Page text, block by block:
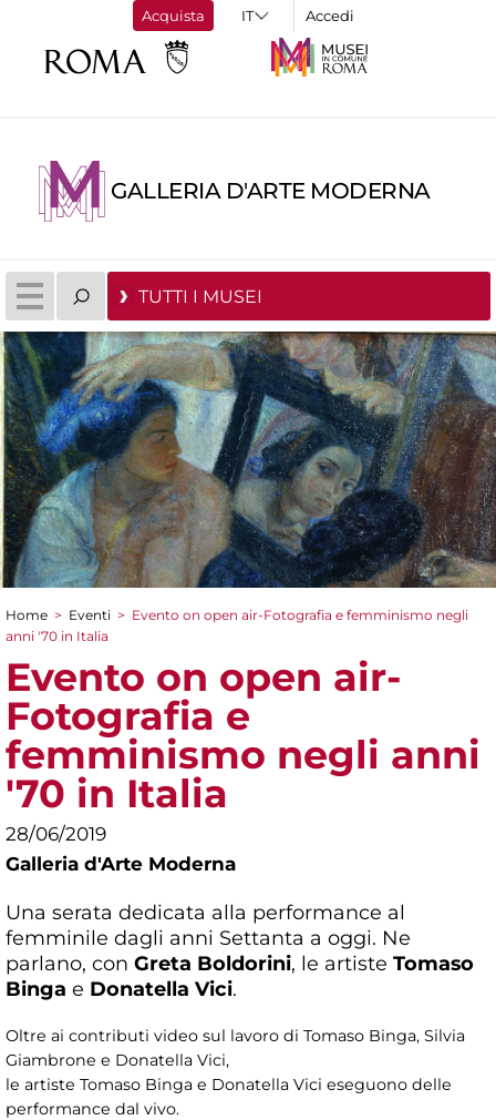
Acquista Accedi
GALLERIA D'ARTE MODERNA
TUTTI I MUSEI
Tu sei qui
Home > Eventi > Evento on open air-Fotografia e femminismo negli
anni '70 in Italia
Evento on open air-
Fotografia e
femminismo negli anni
'70 in Italia
28/06/2019
Galleria d'Arte Moderna
Una serata dedicata alla performance al
femminile dagli anni Settanta a oggi. Ne
parlano, con Greta Boldorini, le artiste Tomaso
Binga e Donatella Vici.
Oltre ai contributi video sul lavoro di Tomaso Binga, Silvia
Giambrone e Donatella Vici,
le artiste Tomaso Binga e Donatella Vici eseguono delle
performance dal vivo.